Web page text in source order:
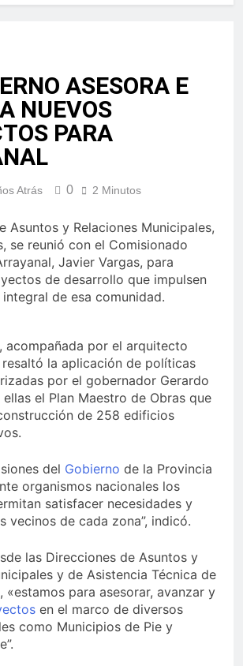
ASESORA E
NUEVOS
PARA
Atrás 0 2 Minutos
Asuntos y Relaciones Municipales,
se reunió con el Comisionado
Javier Vargas, para
de desarrollo que impulsen
de esa comunidad.
acompañada por el arquitecto
la aplicación de políticas
por el gobernador Gerardo
el Plan Maestro de Obras que
de 258 edificios
del Gobierno de la Provincia
organismos nacionales los
satisfacer necesidades y
vecinos de cada zona”, indicó.
las Direcciones de Asuntos y
y de Asistencia Técnica de
, «estamos para asesorar, avanzar y
en el marco de diversos
como Municipios de Pie y